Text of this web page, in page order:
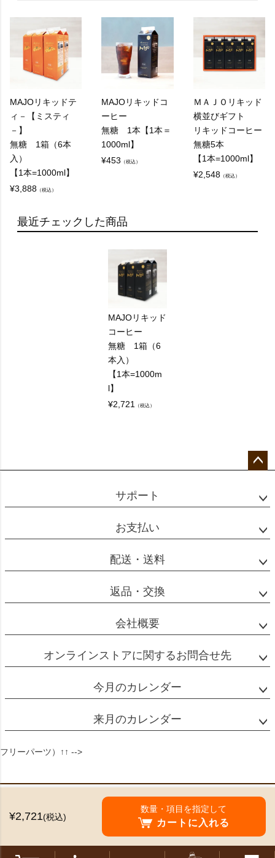
¥2,721(税込)
数量・項目を指定して
カートに入れる
MAJOリキッドテ
ィ－【ミスティ
－】
無糖 1箱（6本
入）
【1本=1000ml】
¥3,888 （税込）
MAJOリキッドコ
ーヒー
無糖 1本【1本＝
1000ml】
¥453 （税込）
ＭＡＪＯリキッド
横並びギフト
リキッドコーヒー
無糖5本
【1本=1000ml】
¥2,548（税込）
最近チェックした商品
MAJOリキッド
コーヒー
無糖 1箱（6
本入）
【1本=1000m
l】
¥2,721 （税込）
ップ
サポート
お支払い
配送・送料
返品・交換
会社概要
オンラインストアに関するお問合せ先
今月のカレンダー
来月のカレンダー
フリーパーツ）↑↑ -->
特定商取引法に基づく表示
個人情報の取扱
©2024 Mikado Coffee Shokai All Rights reserved.